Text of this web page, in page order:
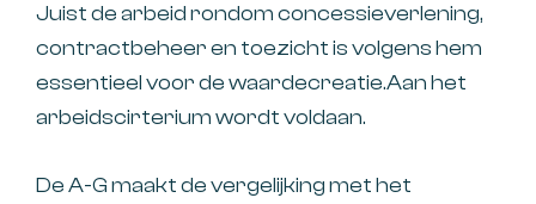
Juist de arbeid rondom concessieverlening,
contractbeheer en toezicht is volgens hem
essentieel voor de waardecreatie.Aan het
arbeidscirterium wordt voldaan.
De A-G maakt de vergelijking met het